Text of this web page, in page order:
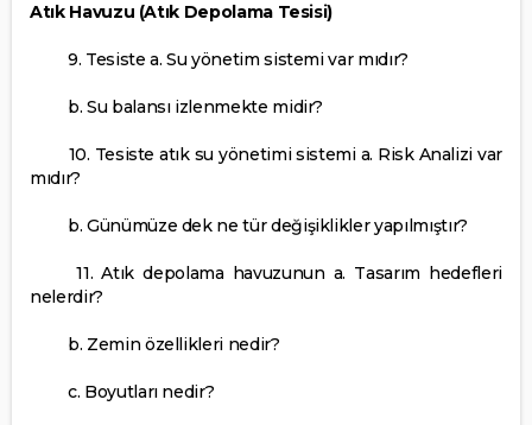
Atık Havuzu (Atık Depolama Tesisi)
9. Tesiste a. Su yönetim sistemi var mıdır?
b. Su balansı izlenmekte midir?
10. Tesiste atık su yönetimi sistemi a. Risk Analizi var
mıdır?
b. Günümüze dek ne tür değişiklikler yapılmıştır?
11. Atık depolama havuzunun a. Tasarım hedefleri
nelerdir?
b. Zemin özellikleri nedir?
c. Boyutları nedir?